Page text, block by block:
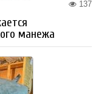
137
манежа